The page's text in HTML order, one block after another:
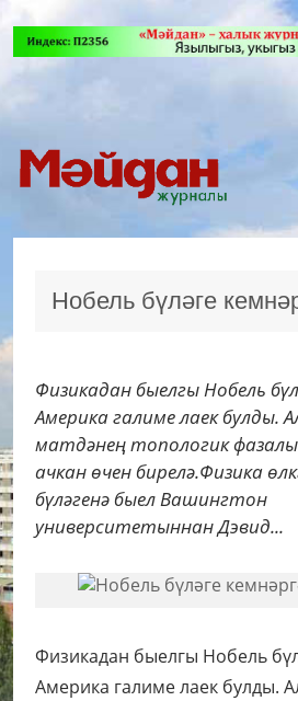
Нобель бүләге
Физикадан быелгы Нобель
Америка галиме лаек булды.
матдәнең топологик
ачкан өчен бирелә.Физика
бүләгенә быел Вашингтон
университетыннан Дэвид...
Физикадан быелгы Нобель
Америка галиме лаек булды.